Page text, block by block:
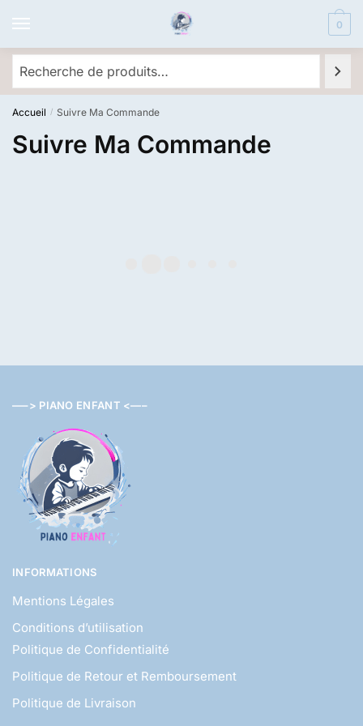
navigation
content
0
Accueil / Suivre Ma Commande
Suivre Ma Commande
—–> PIANO ENFANT <—–
INFORMATIONS
Mentions Légales
Conditions d’utilisation
Politique de Confidentialité
Politique de Retour et Remboursement
Politique de Livraison